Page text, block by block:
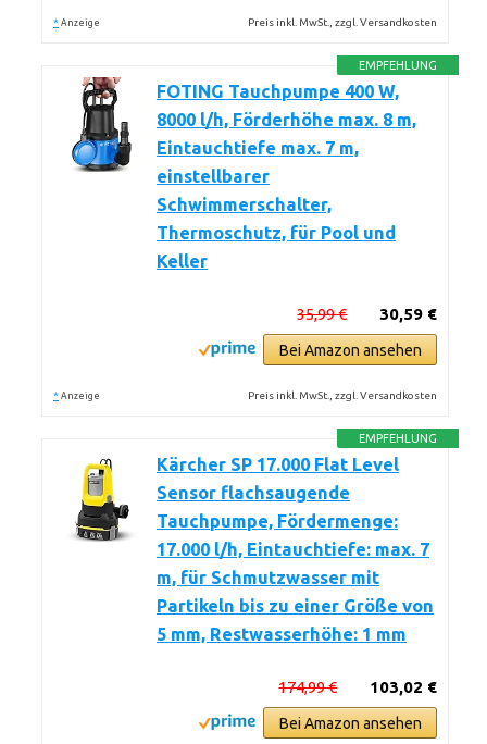
* Anzeige Preis inkl. MwSt., zzgl. Versandkosten
EMPFEHLUNG
FOTING Tauchpumpe 400 W,
8000 l/h, Förderhöhe max. 8 m,
Eintauchtiefe max. 7 m,
einstellbarer
Schwimmerschalter,
Thermoschutz, für Pool und
Keller
30,59 €
35,99 €
Bei Amazon ansehen
* Anzeige Preis inkl. MwSt., zzgl. Versandkosten
EMPFEHLUNG
Kärcher SP 17.000 Flat Level
Sensor flachsaugende
Tauchpumpe, Fördermenge:
17.000 l/h, Eintauchtiefe: max. 7
m, für Schmutzwasser mit
Partikeln bis zu einer Größe von
5 mm, Restwasserhöhe: 1 mm
103,02 €
174,99 €
Bei Amazon ansehen